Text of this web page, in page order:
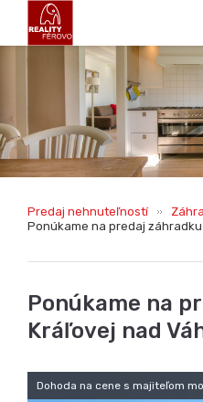
Predaj nehnuteľností
Ponúkame na predaj
Ponúkame na
Kráľovej nad
Dohoda na cene s majiteľom